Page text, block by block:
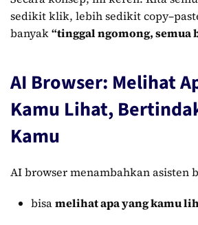
sedikit klik, lebih sedikit
banyak“tinggal ngomong, semua
AI Browser: Melihat
Kamu Lihat,
Kamu
AI browser menambahkan asisten
bisamelihat apa yang kamu